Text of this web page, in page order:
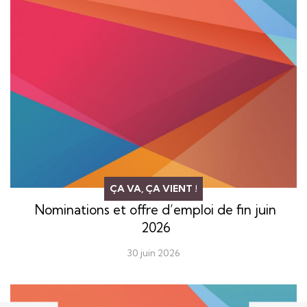
ÇA VA, ÇA VIENT !
Nominations et offre d’emploi de fin juin
2026
30 juin 2026